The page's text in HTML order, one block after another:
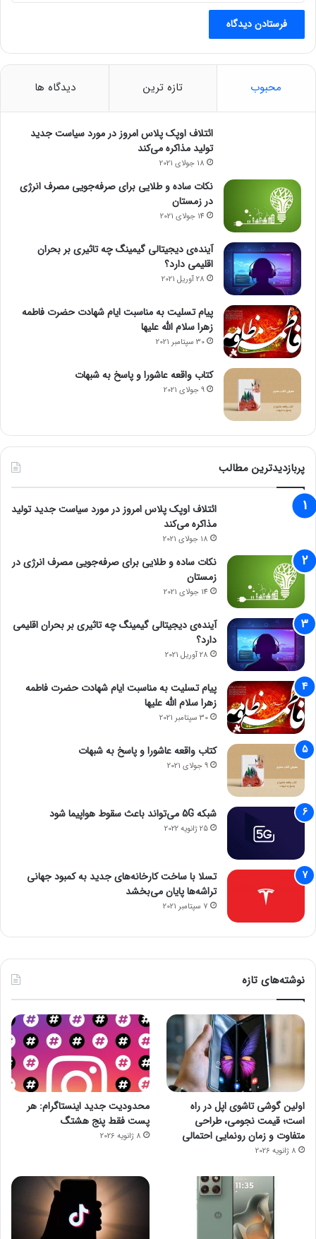
محبوب تازه ترین دیدگاه ها
ائتلاف اوپک پلاس امروز در مورد سیاست جدید
تولید مذاکره می‌کند
18 جولای 2021
نکات ساده و طلایی برای صرفه‌جویی مصرف انرژی
در زمستان
14 جولای 2021
آینده‌ی دیجیتالی گیمینگ چه تاثیری بر بحران
اقلیمی دارد؟
28 آوریل 2021
پیام تسلیت به مناسبت ایام شهادت حضرت فاطمه
زهرا سلام الله علیها
30 سپتامبر 2021
کتاب واقعه عاشورا و پاسخ به شبهات
9 جولای 2021
پربازدیدترین مطالب
ائتلاف اوپک پلاس امروز در مورد سیاست جدید تولید
مذاکره می‌کند
18 جولای 2021
نکات ساده و طلایی برای صرفه‌جویی مصرف انرژی در
زمستان
14 جولای 2021
آینده‌ی دیجیتالی گیمینگ چه تاثیری بر بحران اقلیمی
دارد؟
28 آوریل 2021
پیام تسلیت به مناسبت ایام شهادت حضرت فاطمه
زهرا سلام الله علیها
30 سپتامبر 2021
کتاب واقعه عاشورا و پاسخ به شبهات
9 جولای 2021
شبکه 5G می‌تواند باعث سقوط هواپیما شود
25 ژانویه 2022
تسلا با ساخت کارخانه‌های جدید به کمبود جهانی
تراشه‌ها پایان می‌بخشد
7 سپتامبر 2021
نوشته‌های تازه
اولین گوشی تاشوی اپل در راه
است؛ قیمت نجومی، طراحی
متفاوت و زمان رونمایی احتمالی
8 ژانویه 2026
محدودیت جدید اینستاگرام: هر
پست فقط پنج هشتگ
8 ژانویه 2026